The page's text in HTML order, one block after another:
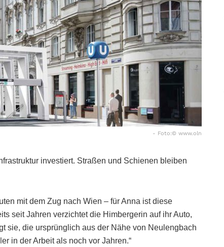
- Foto:© www.oln
investiert. Straßen und Schienen bleiben
mit dem Zug nach Wien – für Anna ist diese
seit Jahren verzichtet die Himbergerin auf ihr Auto,
sie, die ursprünglich aus der Nähe von Neulengbach
in der Arbeit als noch vor Jahren.“